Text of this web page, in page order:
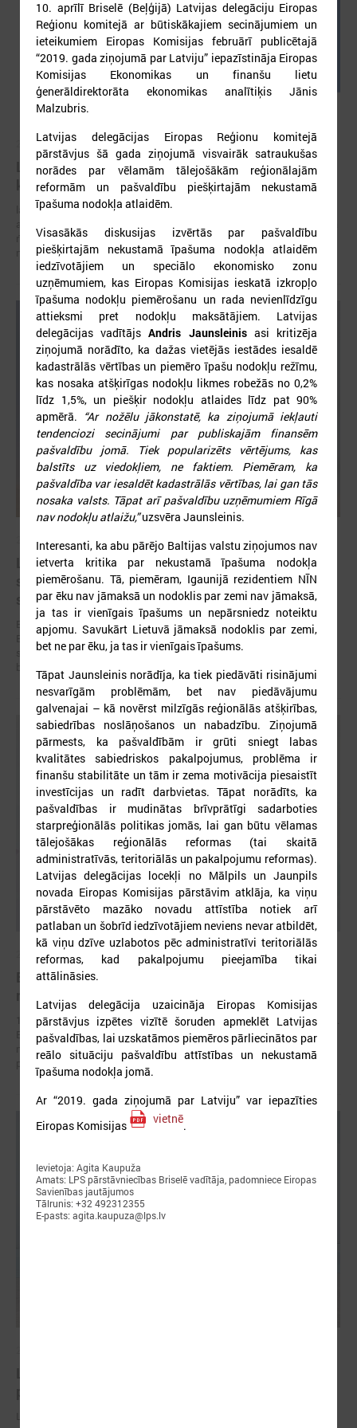
2026. gada 05. augusts
LPS aicina piedalīties seminārā “Stiprinot vietējās
kopienas krīzē" 11. augustā, Cēsīs
latvijas Pašvaldību savienība sadarbībā ar Cēsu novada pašvaldību
aicina piedalīties seminārā “Stiprinot vietējās kopienas krīzē: proaktīva
rīcība un pieredzes apmaiņa starp Ukrainas un ES pašvaldībām”, kas
notiks šī gada 11.augustā no plkst.10.00 līdz 15.30
2026. gada 19. jūnijs
Latvijas pašvaldības aicinātas pieteikties
sadarbībai ar Ukrainas pašvaldībām veltītai
starptautiskai balvai
Eiropas Pašvaldību un reģionu padome sadarbībā ar “U-LEAD with
Europe” un Latvijas Pašvaldību savienību izsludinājusi pieteikšanos
starptautiskai pašvaldību sadarbības balvai “Uzticības tiltu sadarbības
2026. gada 17. jūnijs
Eiropas pilsētu līderi Gimarainšā vienojas par
rīcību klimata noturības stiprināšanai
17. jūnijā Eiropas Zaļajā galvaspilsētā Gimarainšā (Portugālē) sākās 13.
Eiropas Pilsētu noturības forums (EURESFO 2026), kas pulcē vairāk
nekā 400 pašvaldību vadītājus, pilsētplānotājus, klimata ekspertus un
politikas veidotājus no visas Eiropas.
10. aprīlī Briselē (Beļģijā) Latvijas delegāciju Eiropas
Reģionu komitejā ar būtiskākajiem secinājumiem un
ieteikumiem Eiropas Komisijas februārī publicētajā
“2019. gada ziņojumā par Latviju” iepazīstināja Eiropas
Komisijas Ekonomikas un finanšu lietu
ģenerāldirektorāta ekonomikas analītiķis Jānis
Malzubris.
Latvijas delegācijas Eiropas Reģionu komitejā
pārstāvjus šā gada ziņojumā visvairāk satraukušas
norādes par vēlamām tālejošākām reģionālajām
reformām un pašvaldību piešķirtajām nekustamā
īpašuma nodokļa atlaidēm.
Visasākās diskusijas izvērtās par pašvaldību
piešķirtajām nekustamā īpašuma nodokļa atlaidēm
iedzīvotājiem un speciālo ekonomisko zonu
uzņēmumiem, kas Eiropas Komisijas ieskatā izkropļo
īpašuma nodokļu piemērošanu un rada nevienlīdzīgu
attieksmi pret nodokļu maksātājiem. Latvijas
delegācijas vadītājs Andris Jaunsleinisasi kritizēja
ziņojumā norādīto, ka dažas vietējās iestādes iesaldē
kadastrālās vērtības un piemēro īpašu nodokļu režīmu,
kas nosaka atšķirīgas nodokļu likmes robežās no 0,2%
līdz 1,5%, un piešķir nodokļu atlaides līdz pat 90%
apmērā. “Ar nožēlu jākonstatē, ka ziņojumā iekļauti
tendenciozi secinājumi par publiskajām finansēm
pašvaldību jomā. Tiek popularizēts vērtējums, kas
balstīts uz viedokļiem, ne faktiem. Piemēram, ka
pašvaldība var iesaldēt kadastrālās vērtības, lai gan tās
nosaka valsts. Tāpat arī pašvaldību uzņēmumiem Rīgā
nav nodokļu atlaižu,”uzsvēra Jaunsleinis.
Interesanti, ka abu pārējo Baltijas valstu ziņojumos nav
ietverta kritika par nekustamā īpašuma nodokļa
piemērošanu. Tā, piemēram, Igaunijā rezidentiem NĪN
par ēku nav jāmaksā un nodoklis par zemi nav jāmaksā,
ja tas ir vienīgais īpašums un nepārsniedz noteiktu
apjomu. Savukārt Lietuvā jāmaksā nodoklis par zemi,
bet ne par ēku, ja tas ir vienīgais īpašums.
Tāpat Jaunsleinis norādīja, ka tiek piedāvāti risinājumi
nesvarīgām problēmām, bet nav piedāvājumu
galvenajai – kā novērst milzīgās reģionālās atšķirības,
sabiedrības noslāņošanos un nabadzību. Ziņojumā
pārmests, ka pašvaldībām ir grūti sniegt labas
kvalitātes sabiedriskos pakalpojumus, problēma ir
finanšu stabilitāte un tām ir zema motivācija piesaistīt
investīcijas un radīt darbvietas. Tāpat norādīts, ka
pašvaldības ir mudinātas brīvprātīgi sadarboties
starpreģionālās politikas jomās, lai gan būtu vēlamas
tālejošākas reģionālās reformas (tai skaitā
administratīvās, teritoriālās un pakalpojumu reformas).
Latvijas delegācijas locekļi no Mālpils un Jaunpils
novada Eiropas Komisijas pārstāvim atklāja, ka viņu
pārstāvēto mazāko novadu attīstība notiek arī
patlaban un šobrīd iedzīvotājiem neviens nevar atbildēt,
kā viņu dzīve uzlabotos pēc administratīvi teritoriālās
reformas, kad pakalpojumu pieejamība tikai
attālināsies.
Latvijas delegācija uzaicināja Eiropas Komisijas
pārstāvjus izpētes vizītē šoruden apmeklēt Latvijas
pašvaldības, lai uzskatāmos piemēros pārliecinātos par
reālo situāciju pašvaldību attīstības un nekustamā
īpašuma nodokļa jomā.
Ar “2019. gada ziņojumā par Latviju” var iepazīties
Eiropas Komisijas
vietnē.
Ievietoja: Agita Kaupuža
Amats: LPS pārstāvniecības Briselē vadītāja, padomniece Eiropas
Savienības jautājumos
Tālrunis: +32 492312355
E-pasts: agita.kaupuza@lps.lv